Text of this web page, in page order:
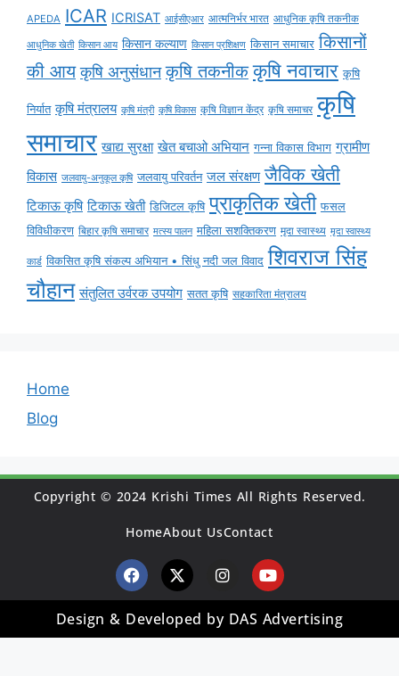
APEDA ICAR ICRISAT आईसीएआर आत्मनिर्भर भारत आधुनिक कृषि तकनीक
आधुनिक खेती किसान आय किसान कल्याण किसान प्रशिक्षण किसान समाचार किसानों
की आय कृषि अनुसंधान कृषि तकनीक कृषि नवाचार कृषि
निर्यात कृषि मंत्रालय कृषि मंत्री कृषि विकास कृषि विज्ञान केंद्र कृषि समाचर कृषि
समाचार खाद्य सुरक्षा खेत बचाओ अभियान गन्ना विकास विभाग ग्रामीण
विकास जलवायु-अनुकूल कृषि जलवायु परिवर्तन जल संरक्षण जैविक खेती
टिकाऊ कृषि टिकाऊ खेती डिजिटल कृषि प्राकृतिक खेती फसल
विविधीकरण बिहार कृषि समाचार मत्स्य पालन महिला सशक्तिकरण मृदा स्वास्थ्य मृदा स्वास्थ्य
कार्ड विकसित कृषि संकल्प अभियान • सिंधु नदी जल विवाद शिवराज सिंह
चौहान संतुलित उर्वरक उपयोग सतत कृषि सहकारिता मंत्रालय
Home
Blog
Copyright © 2024 Krishi Times All Rights Reserved.
HomeAbout UsContact
Design & Developed by DAS Advertising